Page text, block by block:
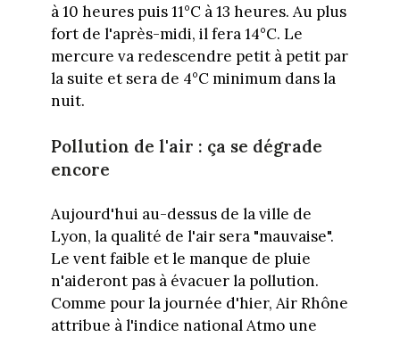
à 10 heures puis 11°C à 13 heures. Au plus
fort de l'après-midi, il fera 14°C. Le
mercure va redescendre petit à petit par
la suite et sera de 4°C minimum dans la
nuit.
Pollution de l'air : ça se dégrade
encore
Aujourd'hui au-dessus de la ville de
Lyon, la qualité de l'air sera "mauvaise".
Le vent faible et le manque de pluie
n'aideront pas à évacuer la pollution.
Comme pour la journée d'hier, Air Rhône
attribue à l'indice national Atmo une